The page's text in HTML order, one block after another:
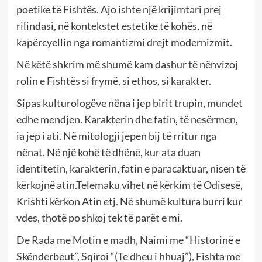
poetike të Fishtës. Ajo ishte një krijimtari prej
rilindasi, në kontekstet estetike të kohës, në
kapërcyellin nga romantizmi drejt modernizmit.
Në këtë shkrim më shumë kam dashur të nënvizoj
rolin e Fishtës si frymë, si ethos, si karakter.
Sipas kulturologëve nëna i jep birit trupin, mundet
edhe mendjen. Karakterin dhe fatin, të nesërmen,
ia jep i ati. Në mitologji jepen bij të rritur nga
nënat. Në një kohë të dhënë, kur ata duan
identitetin, karakterin, fatin e paracaktuar, nisen të
kërkojnë atin.Telemaku vihet në kërkim të Odisesë,
Krishti kërkon Atin etj. Në shumë kultura burri kur
vdes, thotë po shkoj tek të parët e mi.
De Rada me Motin e madh, Naimi me “Historinë e
Skënderbeut”, Sqiroi “(Te dheu i hhuaj”), Fishta me